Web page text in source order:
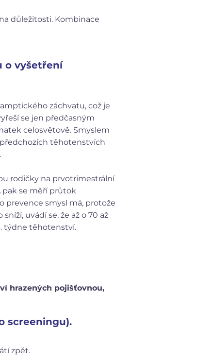
důležitosti. Kombinace
o vyšetření
záchvatu, což je
se jen předčasným
celosvětově. Smyslem
předchozích těhotenstvích
rodičky na prvotrimestrální
pak se měří průtok
prevence smysl má, protože
uvádí se, že až o 70 až
týdne těhotenství.
hrazených pojišťovnou,
screeningu).
zpět.